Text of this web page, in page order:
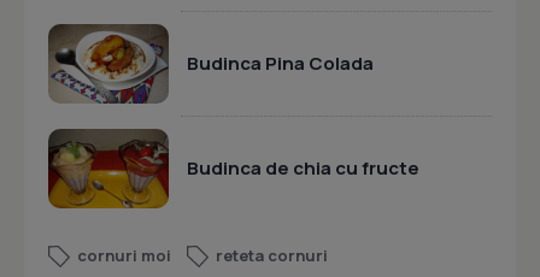
Budinca Pina Colada
Budinca de chia cu fructe
cornuri moi
reteta cornuri